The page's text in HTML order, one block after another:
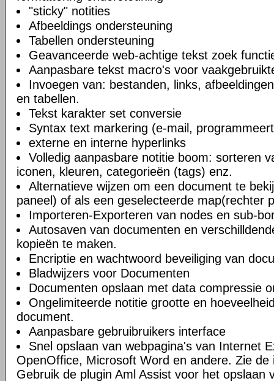
"sticky" notities
Afbeeldings ondersteuning
Tabellen ondersteuning
Geavanceerde web-achtige tekst zoek
Aanpasbare tekst macro's voor
Invoegen van: bestanden, links,
en tabellen.
Tekst karakter set conversie
Syntax text markering (e-mail,
externe en interne hyperlinks
Volledig aanpasbare notitie boom: sorteren
iconen, kleuren, categorieën (tags) enz.
Alternatieve wijzen om een document te
paneel) of als een geselecteerde map(rechter
Importeren-Exporteren van nodes en sub-
Autosaven van documenten en
kopieën te maken.
Encriptie en wachtwoord beveiliging van
Bladwijzers voor Documenten
Documenten opslaan met data compressie
Ongelimiteerde notitie grootte en
document.
Aanpasbare gebruibruikers interface
Snel opslaan van webpagina's van Internet
OpenOffice, Microsoft Word en andere. Zie de
Gebruik de plugin Aml Assist voor het opslaan